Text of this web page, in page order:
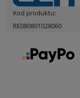
Kod produktu:
RE080801028060